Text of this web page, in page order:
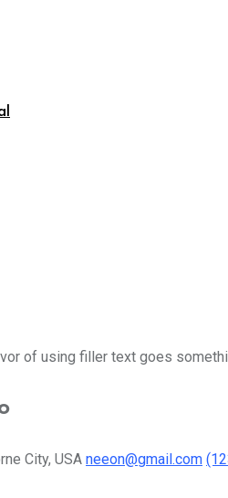
of using filler text goes
City, USA neeon@gmail.com